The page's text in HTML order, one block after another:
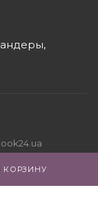
КОРЗИНУ